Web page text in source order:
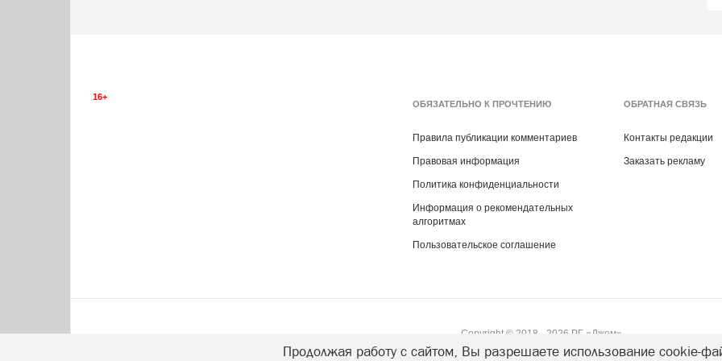
16+
ОБЯЗАТЕЛЬНО К ПРОЧТЕНИЮ
Правила публикации комментариев
Правовая информация
Политика конфиденциальности
Информация о рекомендательных
алгоритмах
Пользовательское соглашение
ОБРАТНАЯ СВЯЗЬ
Контакты редакции
Заказать рекламу
Copyright © 2018 - 2026 РГ «Джем»
Продолжая работу с сайтом, Вы разрешаете использование cookie-